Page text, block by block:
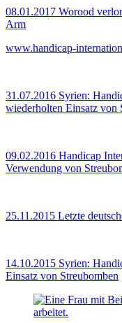
08.01.2017 Worood
Arm
www.handicap-
31.07.2016 Syrien:
wiederholten Einsatz von
09.02.2016 Handicap
Verwendung von
25.11.2015 Letzte
14.10.2015 Syrien:
Einsatz von Streubomben